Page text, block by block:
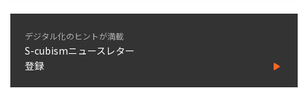
デジタル化のヒントが満載
S-cubismニュースレター
登録